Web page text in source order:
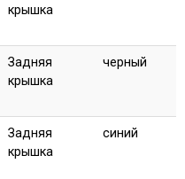
крышка
Задняя
крышка
черный
Задняя
крышка
синий